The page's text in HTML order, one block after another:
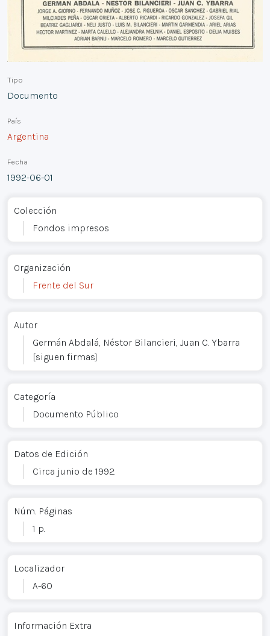
Tipo
Documento
País
Argentina
Fecha
1992-06-01
Colección
Fondos impresos
Organización
Frente del Sur
Autor
Germán Abdalá, Néstor Bilancieri, Juan C. Ybarra
[siguen firmas]
Categoría
Documento Público
Datos de Edición
Circa junio de 1992.
Núm. Páginas
1 p.
Localizador
A-60
Información Extra